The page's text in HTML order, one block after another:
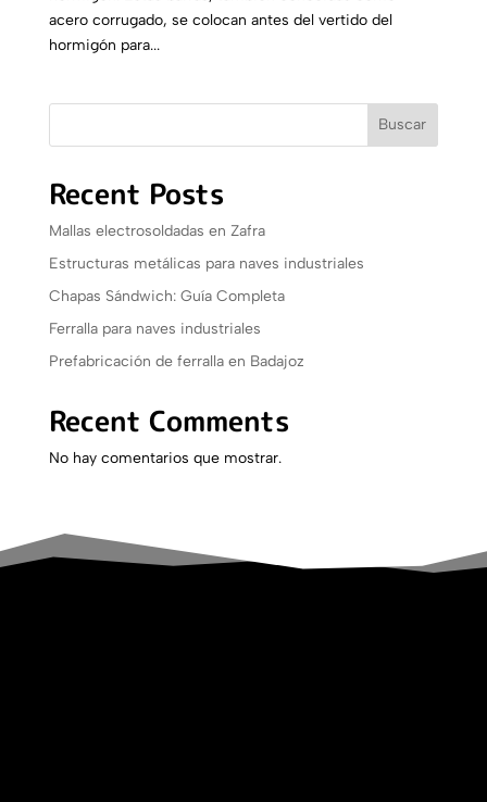
acero corrugado, se colocan antes del vertido del
hormigón para...
Buscar
Recent Posts
Mallas electrosoldadas en Zafra
Estructuras metálicas para naves industriales
Chapas Sándwich: Guía Completa
Ferralla para naves industriales
Prefabricación de ferralla en Badajoz
Recent Comments
No hay comentarios que mostrar.